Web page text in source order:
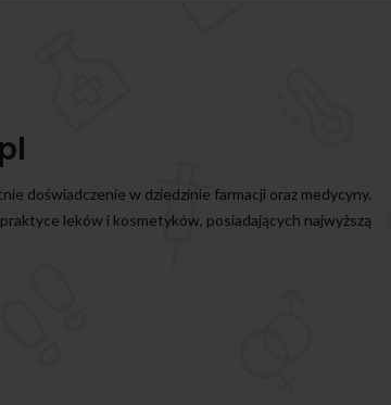
doświadczenie w dziedzinie farmacji oraz medycyny.
leków i kosmetyków, posiadających najwyższą